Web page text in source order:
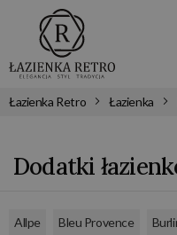
Łazienka Retro Łazienka
Dodatki
Allpe Bleu Provence